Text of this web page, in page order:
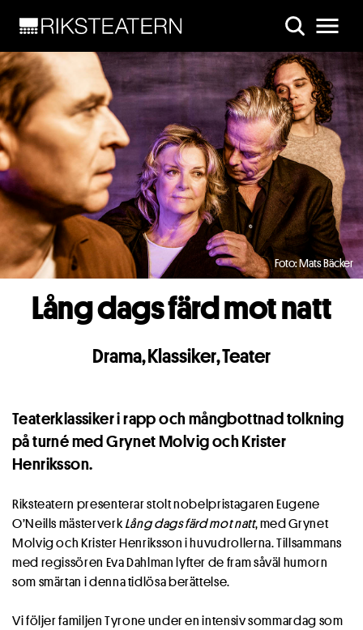
Foto: Mats Bäcker
Lång dags färd mot natt
Drama,Klassiker,Teater
Teaterklassiker i rapp och mångbottnad tolkning
på turné med Grynet Molvig och Krister
Henriksson.
Riksteatern presenterar stolt nobelpristagaren Eugene
O’Neills mästerverkLång dags färd mot natt, med Grynet
Molvig och Krister Henriksson i huvudrollerna. Tillsammans
med regissören Eva Dahlman lyfter de fram såväl humorn
som smärtan i denna tidlösa berättelse.
Vi följer familjen Tyrone under en intensiv sommardag som